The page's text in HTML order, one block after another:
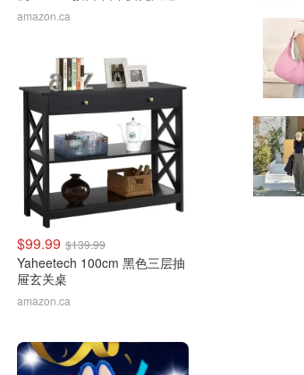
更方便
amazon.ca
$99.99 $139.99
Yaheetech 100cm 黑色三层抽
屉玄关桌
amazon.ca